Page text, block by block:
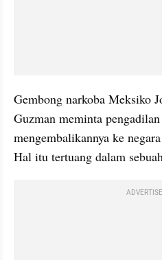
Gembong narkoba Meksiko
Guzman meminta
mengembalikannya ke
Hal itu tertuang dalam